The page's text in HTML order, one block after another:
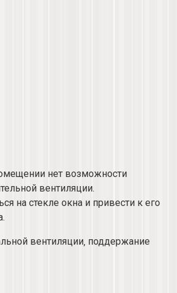
нет возможности
вентиляции.​
на стекле окна и привести к его
вентиляции‚ поддержание